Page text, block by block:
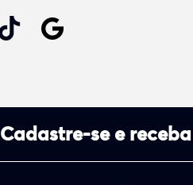
Cadastre-se e receba